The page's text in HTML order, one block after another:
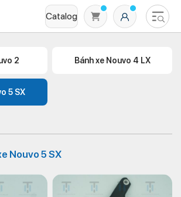
Catalog
2 Bánh xe Nouvo 4 LX
5 SX
Nouvo 5 SX